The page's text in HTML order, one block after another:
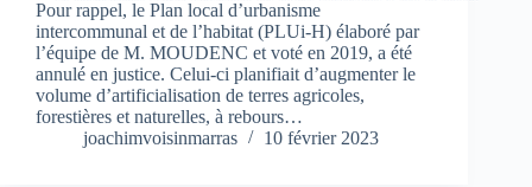
Pour rappel, le Plan local d’urbanisme
intercommunal et de l’habitat (PLUi-H) élaboré par
l’équipe de M. MOUDENC et voté en 2019, a été
annulé en justice. Celui-ci planifiait d’augmenter le
volume d’artificialisation de terres agricoles,
forestières et naturelles, à rebours…
joachimvoisinmarras
10 février 2023